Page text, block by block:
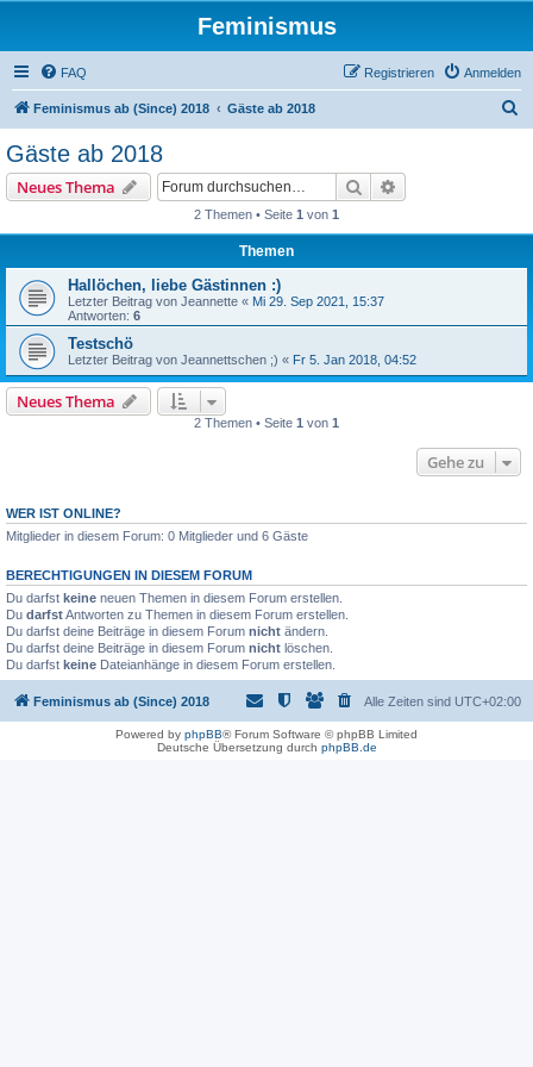
Feminismus
FAQ Anmelden
Registrieren
Feminismus ab (Since) 2018 Gäste ab 2018
Gäste ab 2018
Neues Thema Suche
2 Themen • Seite 1 von 1
Themen
Hallöchen, liebe Gästinnen :)
Letzter Beitrag von Jeannette « Mi 29. Sep 2021, 15:37
Antworten: 6
Testschö
Letzter Beitrag von Jeannettschen ;) « Fr 5. Jan 2018, 04:52
Neues Thema
2 Themen • Seite 1 von 1
Gehe zu
WER IST ONLINE?
Mitglieder in diesem Forum: 0 Mitglieder und 6 Gäste
BERECHTIGUNGEN IN DIESEM FORUM
Du darfst keine neuen Themen in diesem Forum erstellen.
Du darfstAntworten zu Themen in diesem Forum erstellen.
Du darfst deine Beiträge in diesem Forum nicht ändern.
Du darfst deine Beiträge in diesem Forum nicht löschen.
Du darfst keine Dateianhänge in diesem Forum erstellen.
Feminismus ab (Since) 2018 Alle Zeiten sind UTC+02:00
Powered by phpBB® Forum Software © phpBB Limited
Deutsche Übersetzung durch phpBB.de